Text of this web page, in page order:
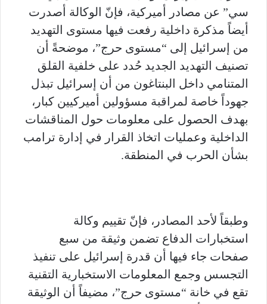
سي” عن مصادر أميركية، فإنّ الوكالة أصدرت
أيضاً مذكرة داخلية رفعت فيها مستوى التهديد
من إسرائيل إلى “مستوى حرج”، موضحةً أن
تصنيف التهديد الجديد حُدد على خلفية القلق
المتنامي داخل البنتاغون من أن إسرائيل تبذل
جهوداً خاصة لمراقبة مسؤولين أميركيين كبار،
بهدف الحصول على معلومات حول المناقشات
الداخلية وعمليات اتخاذ القرار في إدارة ترامب
بشأن الحرب في المنطقة.
وطبقاً لأحد المصادر، فإنّ تقييم وكالة
استخبارات الدفاع تضمن وثيقة من سبع
صفحات جاء فيها أن قدرة إسرائيل على تنفيذ
التجسس وجمع المعلومات الاستخبارية التقنية
تقع في خانة “مستوى حرج”، مضيفاً أن الوثيقة